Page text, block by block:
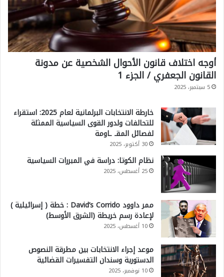
أوجه اختلاف قانون الأحوال الشخصية عن مدونة
القانون الجعفري / الجزء 1
5 سبتمبر، 2025
خارطة الانتخابات البرلمانية لعام 2025: استقراء
للتحالفات ولدور القوى السياسية الممثلة
لفصائل المقـ ـاومة
30 أكتوبر، 2025
نظام الكوتا: دراسة في المبررات السياسية
25 أغسطس، 2025
ممر داوود David’s Corrido : خطة ( إسرائيلية )
لإعادة رسم خريطة (الشرق الأوسط)
10 أغسطس، 2025
موعد إجراء الانتخابات بين مطرقة النصوص
الدستورية وسندان التفسيرات القضائية
10 نوفمبر، 2025